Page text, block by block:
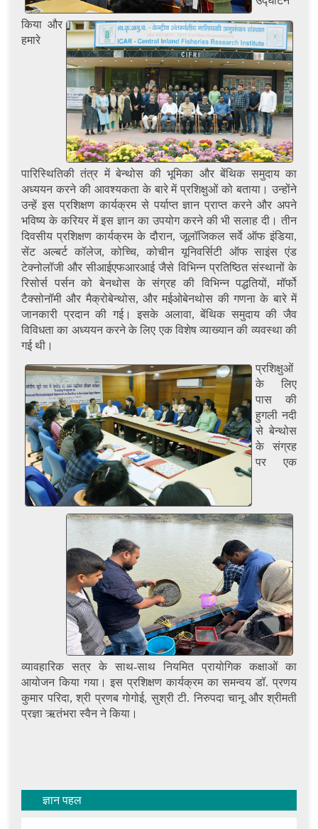
किया और
हमारे
पारिस्थितिकी तंत्र में बेन्थोस की भूमिका और बेंथिक समुदाय का
अध्ययन करने की आवश्यकता के बारे में प्रशिक्षुओं को बताया। उन्होंने
उन्हें इस प्रशिक्षण कार्यक्रम से पर्याप्त ज्ञान प्राप्त करने और अपने
भविष्य के करियर में इस ज्ञान का उपयोग करने की भी सलाह दी। तीन
दिवसीय प्रशिक्षण कार्यक्रम के दौरान, जूलॉजिकल सर्वे ऑफ इंडिया,
सेंट अल्बर्ट कॉलेज, कोच्चि, कोचीन यूनिवर्सिटी ऑफ साइंस एंड
टेक्नोलॉजी और सीआईएफआरआई जैसे विभिन्न प्रतिष्ठित संस्थानों के
रिसोर्स पर्सन को बेनथोस के संग्रह की विभिन्न पद्धतियों, मॉर्फो
टैक्सोनॉमी और मैक्रोबेन्थोस, और मईओबेनथोस की गणना के बारे में
जानकारी प्रदान की गई। इसके अलावा, बेंथिक समुदाय की जैव
विविधता का अध्ययन करने के लिए एक विशेष व्याख्यान की व्यवस्था की
गई थी।
प्रशिक्षुओं
के लिए
पास की
हुगली नदी
से बेन्थोस
के संग्रह
पर एक
व्यावहारिक सत्र के साथ-साथ नियमित प्रायोगिक कक्षाओं का
आयोजन किया गया। इस प्रशिक्षण कार्यक्रम का समन्वय डॉ. प्रणय
कुमार परिदा, श्री प्रणब गोगोई, सुश्री टी. निरुपदा चानू और श्रीमती
प्रज्ञा ऋतंभरा स्वैन ने किया।
ज्ञान पहल